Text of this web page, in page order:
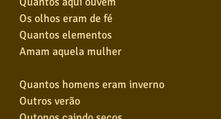
Os olhos eram de fé
Quantos elementos
Amam aquela mulher
Quantos homens eram inverno
Outros verão